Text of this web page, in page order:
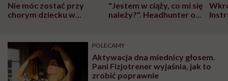
Nie móc zostać przy
chorym dziecku w
może chyba tylko
głupota i brak
wyobraźni"
"Jestem w ciąży, co mi się
należy?". Headhunter o
pracy
POLECAMY
Aktywacja dna miednicy głosem.
Pani Fizjotrener wyjaśnia, jak to
zrobić poprawnie